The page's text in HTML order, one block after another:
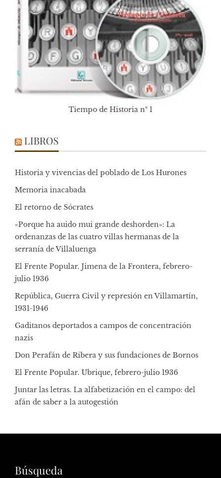
Tiempo de Historia nº 1
LIBROS
Historia y vivencias del poblado de Los Hurones
Memoria inacabada
El retorno de Sócrates
«Porque ha auido mui grande deshorden»: La
ordenanzas de las cuatro villas hermanas de la
serranía de Villaluenga
El Frente Popular. Jimena de la Frontera, febrero-
julio 1936
República, Guerra Civil y represión en Villamartín,
1931-1946
Gaditanos deportados a campos de concentración
nazis
Don Perafán de Ribera y sus fundaciones de Bornos
El Frente Popular. Ubrique, febrero-julio 1936
Juntar las letras. La alfabetización en el campo: del
afán de saber a la autogestión
Búsqueda